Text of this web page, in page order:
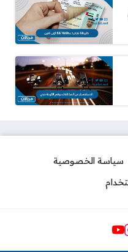
سياسة الخصوصية
التواصل